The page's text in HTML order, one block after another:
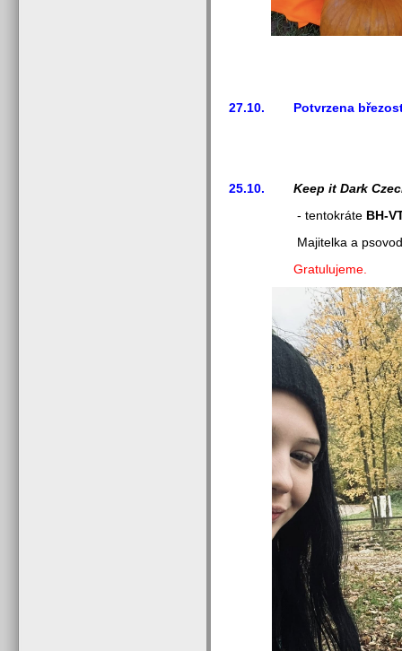
27.10. Potvrzena
25.10.
Keep it Dark
- tentokráte BH-
Majitelka a
Gratulujeme.